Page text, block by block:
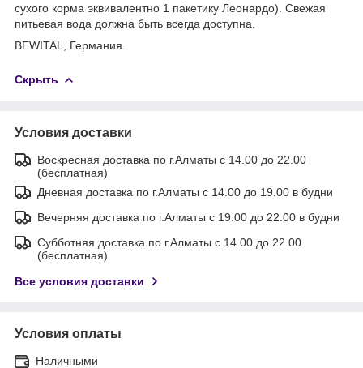
сухого корма эквивалентно 1 пакетику Леонардо). Свежая
питьевая вода должна быть всегда доступна.
BEWITAL, Германия.
Скрыть
Условия доставки
Воскресная доставка по г.Алматы с 14.00 до 22.00
(бесплатная)
Дневная доставка по г.Алматы с 14.00 до 19.00 в будни
Вечерняя доставка по г.Алматы с 19.00 до 22.00 в будни
Субботняя доставка по г.Алматы с 14.00 до 22.00
(бесплатная)
Все условия доставки
Условия оплаты
Наличными